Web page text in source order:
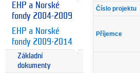
EHP a Norské
fondy 2004-2009
EHP a Norské
fondy 2009-2014
Základní
dokumenty
Číslo projektu
Příjemce